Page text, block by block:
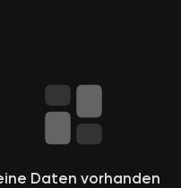
Daten vorhanden